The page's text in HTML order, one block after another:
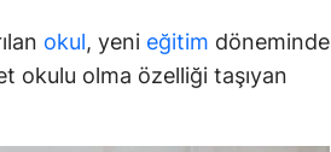
okul, yeni eğitim döneminde
okulu olma özelliği taşıyan